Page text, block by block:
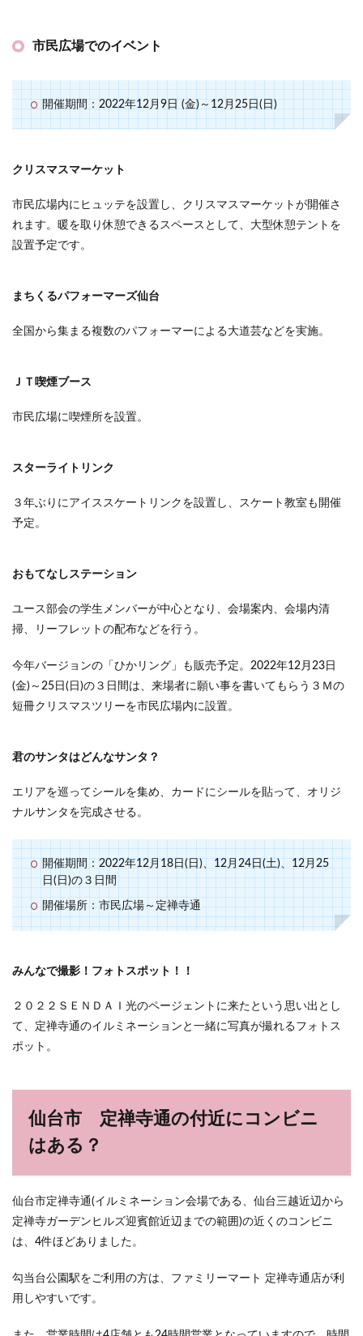
市民広場でのイベント
開催期間：2022年12月9日 (金)～12月25日(日)
クリスマスマーケット
市民広場内にヒュッテを設置し、クリスマスマーケットが開催さ
れます。暖を取り休憩できるスペースとして、大型休憩テントを
設置予定です。
まちくるパフォーマーズ仙台
全国から集まる複数のパフォーマーによる大道芸などを実施。
ＪＴ喫煙ブース
市民広場に喫煙所を設置。
スターライトリンク
３年ぶりにアイススケートリンクを設置し、スケート教室も開催
予定。
おもてなしステーション
ユース部会の学生メンバーが中心となり、会場案内、会場内清
掃、リーフレットの配布などを行う。
今年バージョンの「ひかリング」も販売予定。2022年12月23日
(金)～25日(日)の３日間は、来場者に願い事を書いてもらう３Ｍの
短冊クリスマスツリーを市民広場内に設置。
君のサンタはどんなサンタ？
エリアを巡ってシールを集め、カードにシールを貼って、オリジ
ナルサンタを完成させる。
開催期間：2022年12月18日(日)、12月24日(土)、12月25
日(日)の３日間
開催場所：市民広場～定禅寺通
みんなで撮影！フォトスポット！！
２０２２ＳＥＮＤＡＩ光のページェントに来たという思い出とし
て、定禅寺通のイルミネーションと一緒に写真が撮れるフォトス
ポット。
仙台市 定禅寺通の付近にコンビニ
はある？
仙台市定禅寺通(イルミネーション会場である、仙台三越近辺から
定禅寺ガーデンヒルズ迎賓館近辺までの範囲)の近くのコンビニ
は、4件ほどありました。
勾当台公園駅をご利用の方は、ファミリーマート 定禅寺通店が利
用しやすいです。